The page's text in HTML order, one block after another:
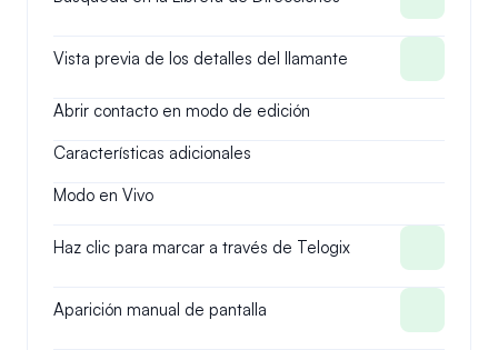
Vista previa de los detalles del llamante
Abrir contacto en modo de edición
Características adicionales
Modo en Vivo
Haz clic para marcar a través de Telogix
Aparición manual de pantalla